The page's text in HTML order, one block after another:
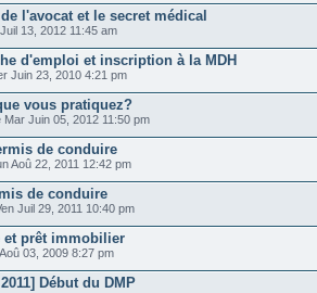
l'avocat et le secret médical
13, 2012 11:45 am
d'emploi et inscription à la MDH
Juin 23, 2010 4:21 pm
vous pratiquez?
Mar Juin 05, 2012 11:50 pm
de conduire
Aoû 22, 2011 12:42 pm
de conduire
Juil 29, 2011 10:40 pm
et prêt immobilier
03, 2009 8:27 pm
Début du DMP